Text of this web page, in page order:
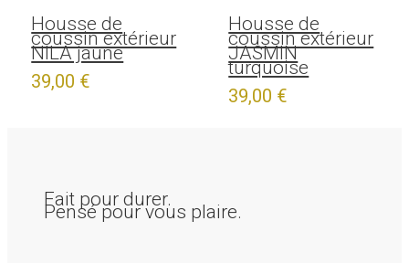
Housse de
coussin extérieur
NILA jaune
39,00 €
Housse de
coussin extérieur
JASMIN
turquoise
39,00 €
Bientôt de retour
Housse de
Housse de
coussin extérieur
Bientôt de retour
Housse de
Fait pour durer.
Pensé pour vous plaire.